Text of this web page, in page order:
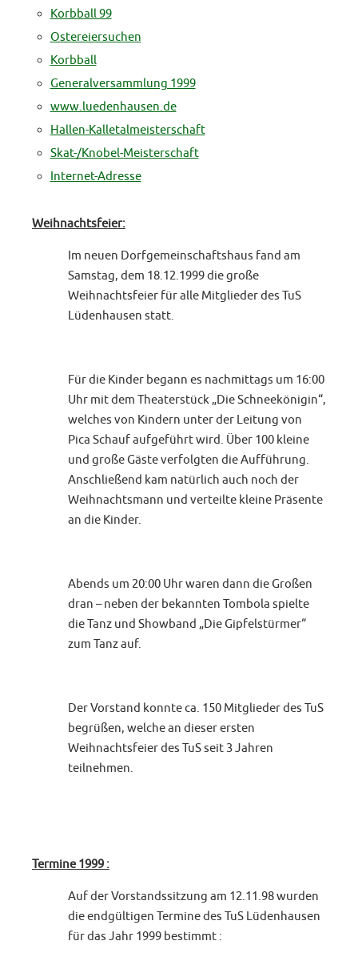
Korbball 99
Ostereiersuchen
Korbball
Generalversammlung 1999
www.luedenhausen.de
Hallen-Kalletalmeisterschaft
Skat-/Knobel-Meisterschaft
Internet-Adresse
Weihnachtsfeier:
Im neuen Dorfgemeinschaftshaus fand am
Samstag, dem 18.12.1999 die große
Weihnachtsfeier für alle Mitglieder des TuS
Lüdenhausen statt.
Für die Kinder begann es nachmittags um 16:00
Uhr mit dem Theaterstück „Die Schneekönigin“,
welches von Kindern unter der Leitung von
Pica Schauf aufgeführt wird. Über 100 kleine
und große Gäste verfolgten die Aufführung.
Anschließend kam natürlich auch noch der
Weihnachtsmann und verteilte kleine Präsente
an die Kinder.
Abends um 20:00 Uhr waren dann die Großen
dran – neben der bekannten Tombola spielte
die Tanz und Showband „Die Gipfelstürmer“
zum Tanz auf.
Der Vorstand konnte ca. 150 Mitglieder des TuS
begrüßen, welche an dieser ersten
Weihnachtsfeier des TuS seit 3 Jahren
teilnehmen.
Termine 1999 :
Auf der Vorstandssitzung am 12.11.98 wurden
die endgültigen Termine des TuS Lüdenhausen
für das Jahr 1999 bestimmt :